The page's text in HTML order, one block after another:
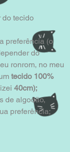
do tecido
preferência (o
do
ronrom, no meu
tecido 100%
40cm);
de algodão,
preferência;